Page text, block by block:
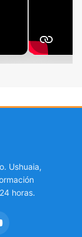
Ushuaia,
horas.